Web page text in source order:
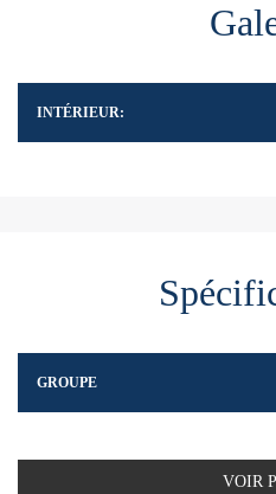
INTÉRIEUR:
GROUPE
VOIR